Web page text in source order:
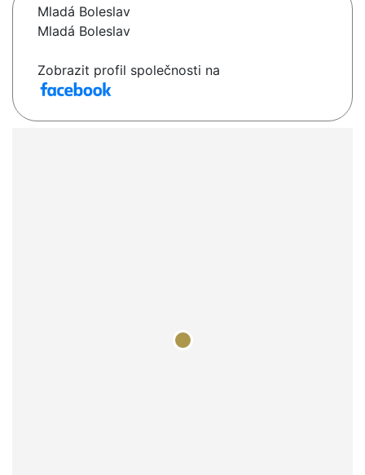
Mladá Boleslav
Mladá Boleslav
Zobrazit profil společnosti na